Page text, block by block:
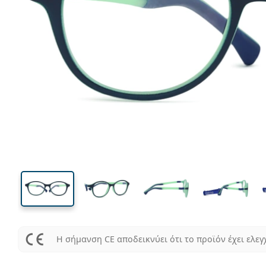
Μήκος σκελετού
36 mm
Ύψος φακού
46 mm
Μήκος φακού
Μήκος
φακού
Η σήμανση CE αποδεικνύει ότι το προϊόν έχει